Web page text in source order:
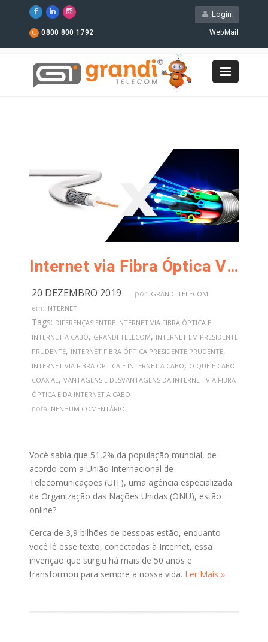
Login
0800 800 1792 WebMail
Internet via Fibra Óptica VS Internet a Cabo: Entenda a Diferença
20 DEZEMBRO 2019 por: GRANDI TELECOM
em: INTERNET
Tags: DIFERENÇAS ENTRE INTERNET VIA FIBRA ÓPTICA E
INTERNET A CABO, GRANDI TELECOM, INTERNET EM PRESIDENTE
PRUDENTE, INTERNET FIBRA ÓPTICA PRESIDENTE PRUDENTE,
INTERNET VIA FIBRA ÓPTICA E INTERNET A CABO, O QUE É CABO
COAXIAL , VANTAGENS E DESVANTAGENS DA INTERNET VIA FIBRA
ÓPTICA E DA INTERNET A CABO
nota: NENHUM COMENTÁRIO
Você sabia que 51,2% da população mundial, de
acordo com a União Internacional de
Telecomunicações (UIT), uma agência especializada
da Organização das Nações Unidas (ONU), estão
online?
Cerca de 3,9 bilhões de pessoas estão, enquanto
você lê esse texto, conectadas à Internet, essa
invenção que surgiu há mais de 50 anos e
transformou para sempre a nossa vida. Ler Mais »